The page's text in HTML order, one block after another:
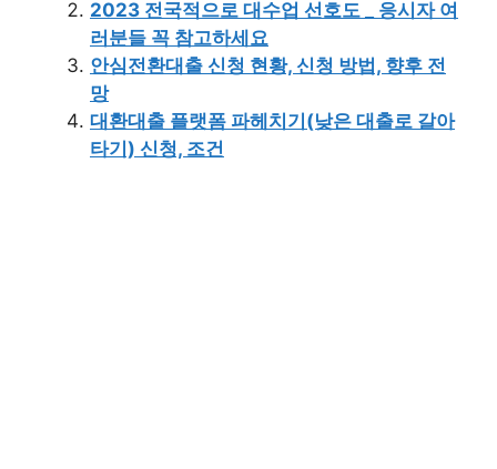
2023 전국적으로 대수업 선호도 _ 응시자 여
러분들 꼭 참고하세요
안심전환대출 신청 현황, 신청 방법, 향후 전
망
대환대출 플랫폼 파헤치기(낮은 대출로 갈아
타기) 신청, 조건